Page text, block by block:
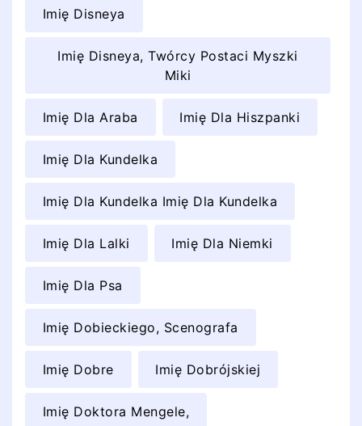
Imię Disneya
Imię Disneya, Twórcy Postaci Myszki
Miki
Imię Dla Araba Imię Dla Hiszpanki
Imię Dla Kundelka
Imię Dla Kundelka Imię Dla Kundelka
Imię Dla Lalki Imię Dla Niemki
Imię Dla Psa
Imię Dobieckiego, Scenografa
Imię Dobre Imię Dobrójskiej
Imię Doktora Mengele,